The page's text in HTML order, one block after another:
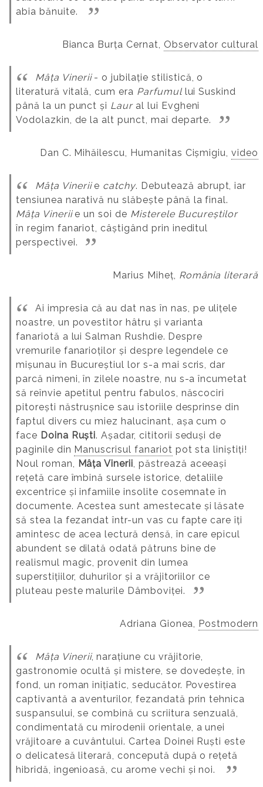
abia bănuite.
Bianca Burța Cernat, Observator cultural
Mâța Vinerii- o jubilație stilistică, o
literatură vitală, cum era Parfumullui Suskind
până la un punct și Laural lui Evgheni
Vodolazkin, de la alt punct, mai departe.
Dan C. Mihăilescu, Humanitas Cișmigiu,video
Mâța Vineriie catchy. Debutează abrupt, iar
tensiunea narativă nu slăbește până la final.
Mâța Vineriie un soi de Misterele Bucureștilor
în regim fanariot, câștigând prin ineditul
perspectivei.
Marius Miheț, România literară
Ai impresia că au dat nas în nas, pe ulițele
noastre, un povestitor hâtru și varianta
fanariotă a lui Salman Rushdie. Despre
vremurile fanarioților și despre legendele ce
mișunau în Bucureștiul lor s-a mai scris, dar
parcă nimeni, în zilele noastre, nu s-a încumetat
să reînvie apetitul pentru fabulos, născociri
pitorești năstrușnice sau istoriile desprinse din
faptul divers cu miez halucinant, așa cum o
face Doina Ruști. Așadar, cititorii seduși de
paginile din Manuscrisul fanariot pot sta liniștiți!
Noul roman, Mâța Vinerii, păstrează aceeași
rețetă care îmbină sursele istorice, detaliile
excentrice și infamiile insolite cosemnate în
documente. Acestea sunt amestecate și lăsate
să stea la fezandat într-un vas cu fapte care îți
amintesc de acea lectură densă, în care epicul
abundent se dilată odată pătruns bine de
realismul magic, provenit din lumea
superstițiilor, duhurilor și a vrăjitoriilor ce
pluteau peste malurile Dâmboviței.
Adriana Gionea, Postmodern
Mâța Vinerii, narațiune cu vrăjitorie,
gastronomie ocultă și mistere, se dovedește, în
fond, un roman inițiatic, seducător. Povestirea
captivantă a aventurilor, fezandată prin tehnica
suspansului, se combină cu scriitura senzuală,
condimentată cu mirodenii orientale, a unei
vrăjitoare a cuvântului. Cartea Doinei Ruști este
o delicatesă literară, concepută după o rețetă
hibridă, ingenioasă, cu arome vechi și noi.